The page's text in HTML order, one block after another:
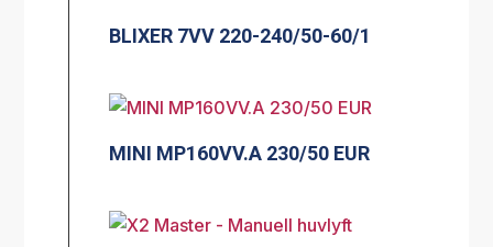
BLIXER 7VV 220-240/50-60/1
MINI MP160VV.A 230/50 EUR